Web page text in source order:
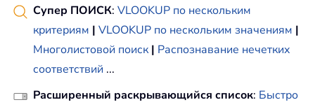
Супер ПОИСК: VLOOKUP по нескольким
критериям | VLOOKUP по нескольким значениям |
Многолистовой поиск | Распознавание нечетких
соответствий ...
Расширенный раскрывающийся список: Быстро